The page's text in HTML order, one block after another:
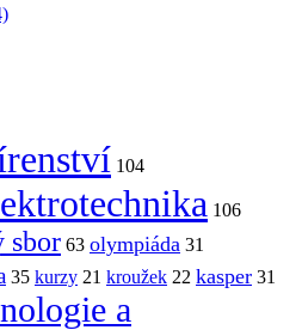
104
106
sbor 63 olympiáda 31
35 kurzy 21 kroužek 22 kasper 31
a